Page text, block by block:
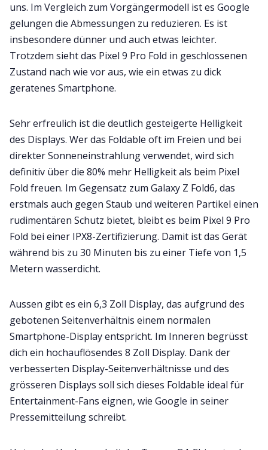
uns. Im Vergleich zum Vorgängermodell ist es Google
gelungen die Abmessungen zu reduzieren. Es ist
insbesondere dünner und auch etwas leichter.
Trotzdem sieht das Pixel 9 Pro Fold in geschlossenen
Zustand nach wie vor aus, wie ein etwas zu dick
geratenes Smartphone.
Sehr erfreulich ist die deutlich gesteigerte Helligkeit
des Displays. Wer das Foldable oft im Freien und bei
direkter Sonneneinstrahlung verwendet, wird sich
definitiv über die 80% mehr Helligkeit als beim Pixel
Fold freuen. Im Gegensatz zum Galaxy Z Fold6, das
erstmals auch gegen Staub und weiteren Partikel einen
rudimentären Schutz bietet, bleibt es beim Pixel 9 Pro
Fold bei einer IPX8-Zertifizierung. Damit ist das Gerät
während bis zu 30 Minuten bis zu einer Tiefe von 1,5
Metern wasserdicht.
Aussen gibt es ein 6,3 Zoll Display, das aufgrund des
gebotenen Seitenverhältnis einem normalen
Smartphone-Display entspricht. Im Inneren begrüsst
dich ein hochauflösendes 8 Zoll Display. Dank der
verbesserten Display-Seitenverhältnisse und des
grösseren Displays soll sich dieses Foldable ideal für
Entertainment-Fans eignen, wie Google in seiner
Pressemitteilung schreibt.